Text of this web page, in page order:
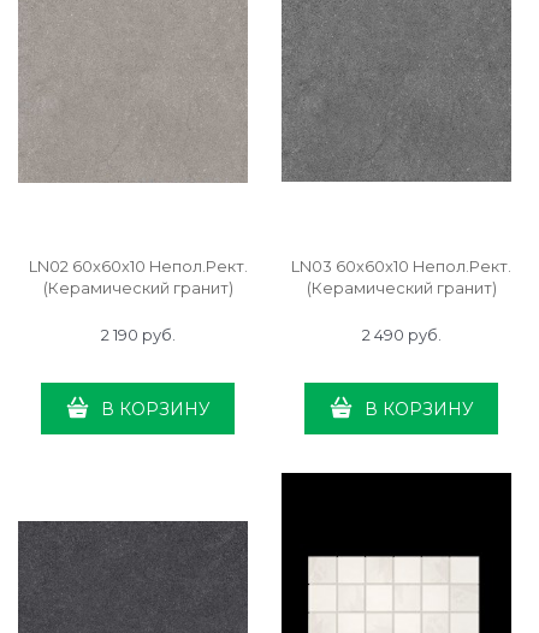
LN02 60x60x10 Непол.Рект.
(Керамический гранит)
2 190 руб.
В КОРЗИНУ
LN03 60x60x10 Непол.Рект.
(Керамический гранит)
2 490 руб.
В КОРЗИНУ